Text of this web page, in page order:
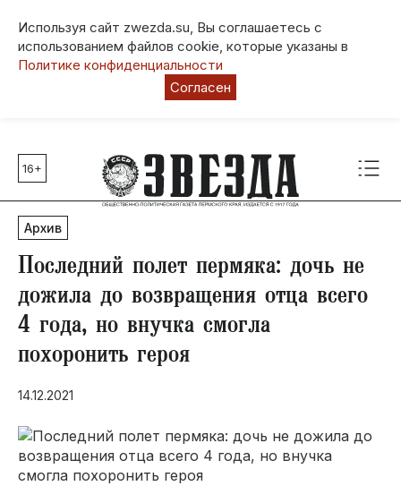
Используя сайт zwezda.su, Вы соглашаетесь с
использованием файлов cookie, которые указаны в
Политике конфиденциальности
Согласен
Главные темы
80 лет Победы
Молодежная столица РФ
СВО
Социальная поддержка
Инфраструктура
Благоустройство
16+
Архив
Последний полет пермяка: дочь не
дожила до возвращения отца всего
4 года, но внучка смогла
похоронить героя
14.12.2021